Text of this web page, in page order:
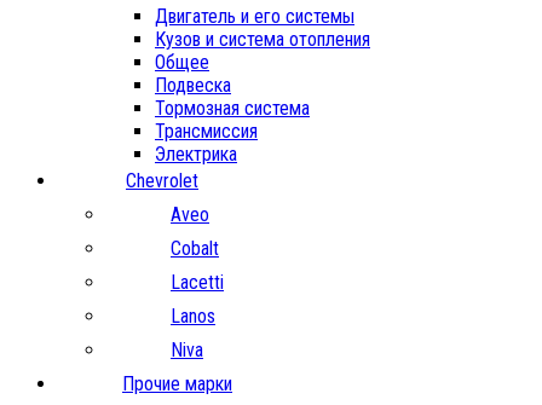
Двигатель и его системы
Кузов и система отопления
Общее
Подвеска
Тормозная система
Трансмиссия
Электрика
Chevrolet
Aveo
Cobalt
Lacetti
Lanos
Niva
Прочие марки